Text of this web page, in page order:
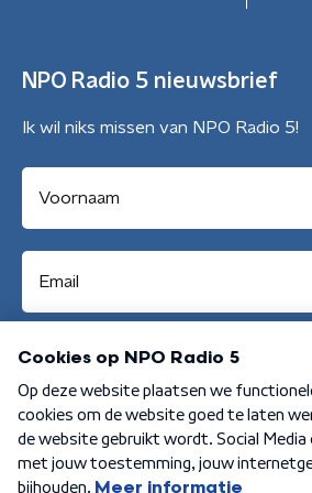
NPO Radio 5 nieuwsbrief
Ik wil niks missen van NPO Radio 5!
Aanmelden
Algemene voorwaarden Privacybeleid